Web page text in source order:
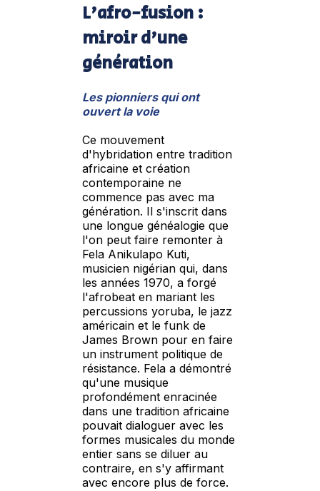
L'afro-fusion :
miroir d'une
génération
Les pionniers qui ont
ouvert la voie
Ce mouvement
d'hybridation entre tradition
africaine et création
contemporaine ne
commence pas avec ma
génération. Il s'inscrit dans
une longue généalogie que
l'on peut faire remonter à
Fela Anikulapo Kuti,
musicien nigérian qui, dans
les années 1970, a forgé
l'afrobeat en mariant les
percussions yoruba, le jazz
américain et le funk de
James Brown pour en faire
un instrument politique de
résistance. Fela a démontré
qu'une musique
profondément enracinée
dans une tradition africaine
pouvait dialoguer avec les
formes musicales du monde
entier sans se diluer au
contraire, en s'y affirmant
avec encore plus de force.